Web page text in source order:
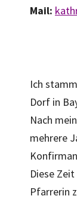
Mail:
Ich
Dorf in
Nach
mehrere
Diese
Pfarrerin